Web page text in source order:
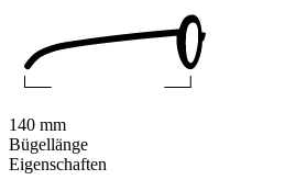
Eigenschaften
140 mm
Bügellänge